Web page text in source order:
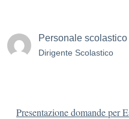
Personale scolastico
Dirigente Scolastico
Presentazione domande per